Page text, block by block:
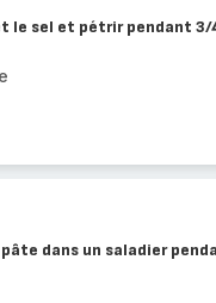
le sel et pétrir pendant 3/
dans un saladier